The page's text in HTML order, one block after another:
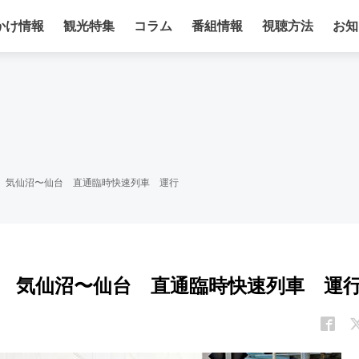
け情報 観光特集 コラム 番組情報 視聴方法 お
仙沼〜仙台 直通臨時快速列車 運行
仙沼〜仙台 直通臨時快速列車 運